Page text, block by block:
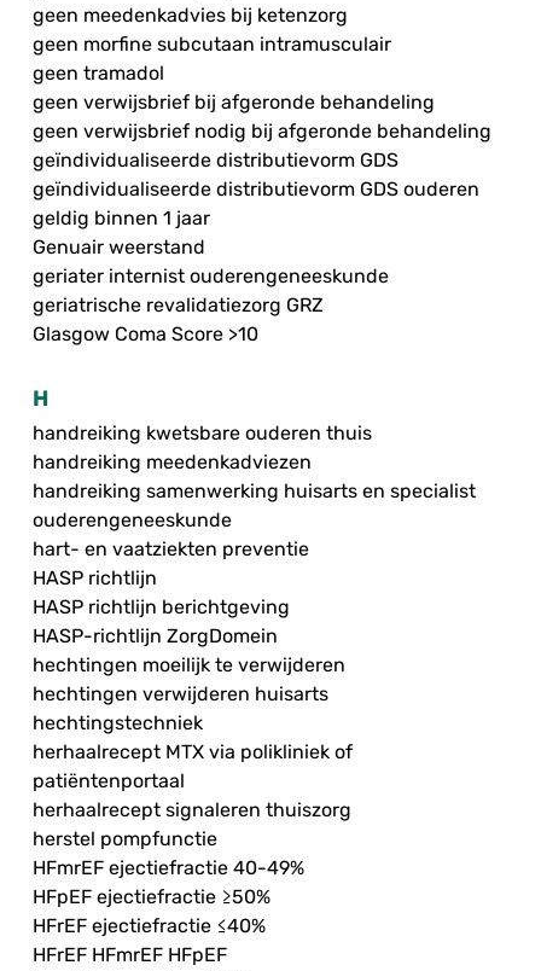
geen meedenkadvies bij ketenzorg
geen morfine subcutaan intramusculair
geen tramadol
geen verwijsbrief bij afgeronde behandeling
geen verwijsbrief nodig bij afgeronde behandeling
geïndividualiseerde distributievorm GDS
geïndividualiseerde distributievorm GDS ouderen
geldig binnen 1 jaar
Genuair weerstand
geriater internist ouderengeneeskunde
geriatrische revalidatiezorg GRZ
Glasgow Coma Score >10
H
handreiking kwetsbare ouderen thuis
handreiking meedenkadviezen
handreiking samenwerking huisarts en specialist
ouderengeneeskunde
hart- en vaatziekten preventie
HASP richtlijn
HASP richtlijn berichtgeving
HASP-richtlijn ZorgDomein
hechtingen moeilijk te verwijderen
hechtingen verwijderen huisarts
hechtingstechniek
herhaalrecept MTX via polikliniek of
patiëntenportaal
herhaalrecept signaleren thuiszorg
herstel pompfunctie
HFmrEF ejectiefractie 40-49%
HFpEF ejectiefractie ≥50%
HFrEF ejectiefractie ≤40%
HFrEF HFmrEF HFpEF